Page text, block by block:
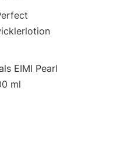
EIMI Pearl
ml